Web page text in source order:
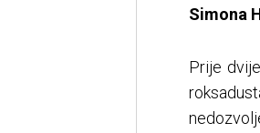
Simona
Prije